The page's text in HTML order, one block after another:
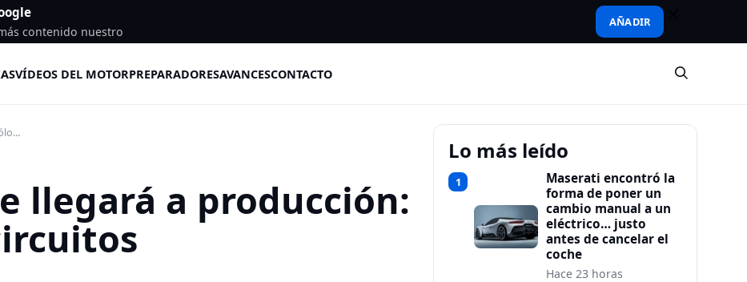
contenido nuestro
AÑADIR
VÍDEOS DEL MOTORPREPARADORESAVANCESCONTACTO
llegará a producción:
Lo más leído
1
Maserati encontró la
forma de poner un
cambio manual a un
eléctrico… justo
antes de cancelar el
coche
Hace 23 horas